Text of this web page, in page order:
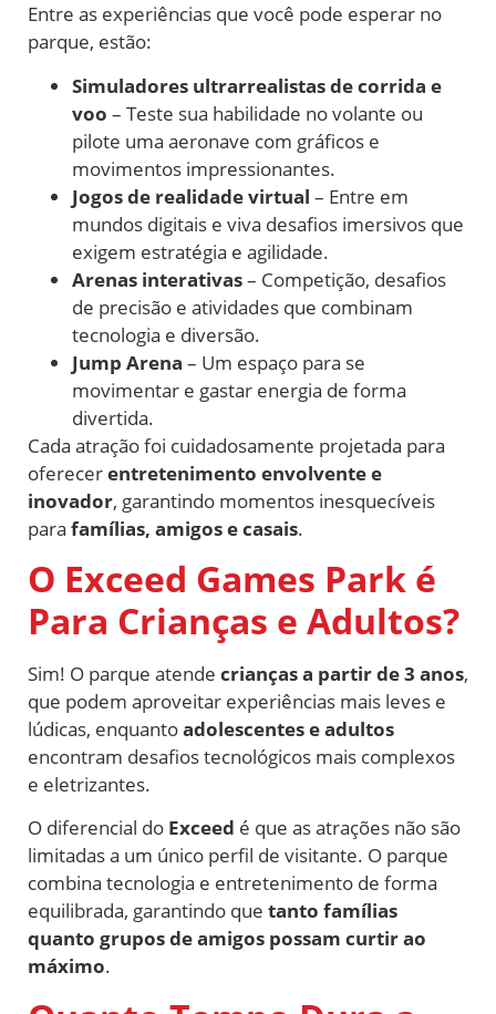
Entre as experiências que você pode esperar no
parque, estão:
Simuladores ultrarrealistas de corrida e
voo – Teste sua habilidade no volante ou
pilote uma aeronave com gráficos e
movimentos impressionantes.
Jogos de realidade virtual – Entre em
mundos digitais e viva desafios imersivos que
exigem estratégia e agilidade.
Arenas interativas– Competição, desafios
de precisão e atividades que combinam
tecnologia e diversão.
Jump Arena – Um espaço para se
movimentar e gastar energia de forma
divertida.
Cada atração foi cuidadosamente projetada para
oferecerentretenimento envolvente e
inovador, garantindo momentos inesquecíveis
para famílias, amigos e casais.
O Exceed Games Park é
Para Crianças e Adultos?
Sim! O parque atende crianças a partir de 3 anos,
que podem aproveitar experiências mais leves e
lúdicas, enquantoadolescentes e adultos
encontram desafios tecnológicos mais complexos
e eletrizantes.
O diferencial do Exceed é que as atrações não são
limitadas a um único perfil de visitante. O parque
combina tecnologia e entretenimento de forma
equilibrada, garantindo que tanto famílias
quanto grupos de amigos possam curtir ao
máximo.